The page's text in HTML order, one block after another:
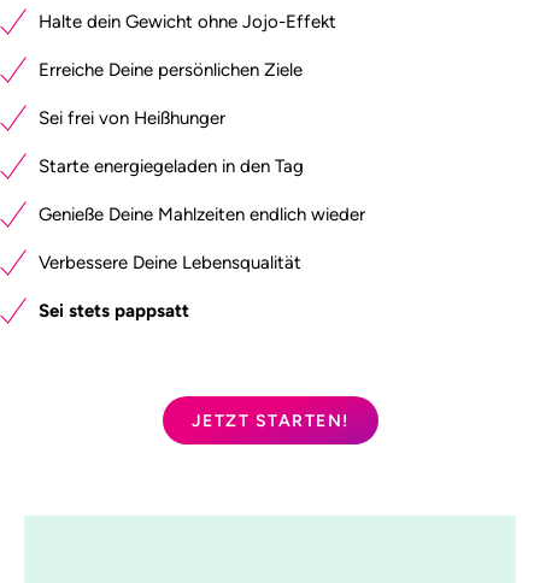
Halte dein Gewicht ohne Jojo-Effekt
Erreiche Deine persönlichen Ziele
Sei frei von Heißhunger
Starte energiegeladen in den Tag
Genieße Deine Mahlzeiten endlich wieder
Verbessere Deine Lebensqualität
Sei stets pappsatt
JETZT STARTEN!